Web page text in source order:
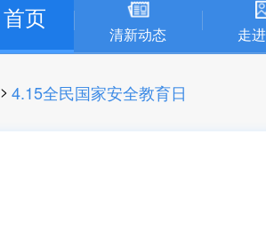
首页
清新动态 走
> 4.15全民国家安全教育日